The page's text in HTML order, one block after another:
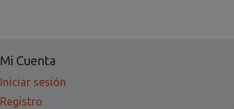
Mi Cuenta
Iniciar sesión
Registro